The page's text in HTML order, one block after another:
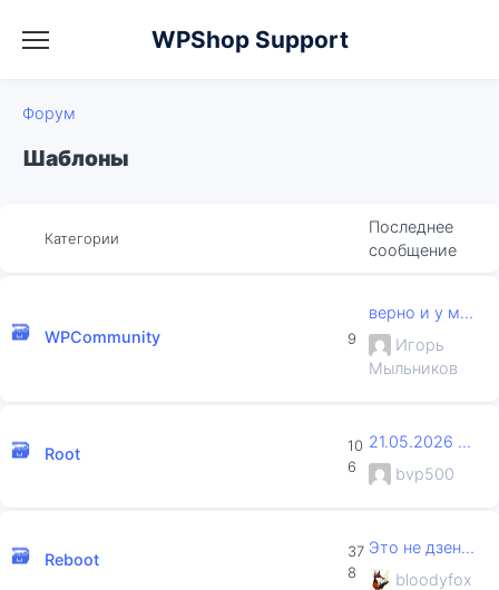
WPShop Support
Форум
Шаблоны
Категории
Последнее
сообщение
WPCommunity 9
верно и у меня ничего не сохраняе...
Игорь
Мыльников
Root
10
6
21.05.2026 тема работает только н...
bvp500
Reboot
37
8
Это не дзен блокирует свои ссылки...
bloodyfox